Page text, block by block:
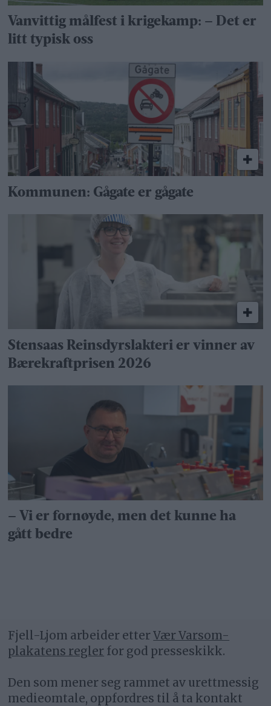
Vanvittig målfest i krigekamp: – Det er
litt typisk oss
Kommunen: Gågate er gågate
Stensaas Reinsdyrslakteri er vinner av
Bærekraftprisen 2026
– Vi er fornøyde, men det kunne ha
gått bedre
Fjell-Ljom arbeider etterVær Varsom-
plakatens regler for god presseskikk.
Den som mener seg rammet av urettmessig
medieomtale, oppfordres til å ta kontakt